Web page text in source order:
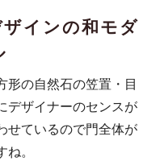
インの和モダ
形の自然石の笠置・目
デザイナーのセンスが
せているので門全体が
。